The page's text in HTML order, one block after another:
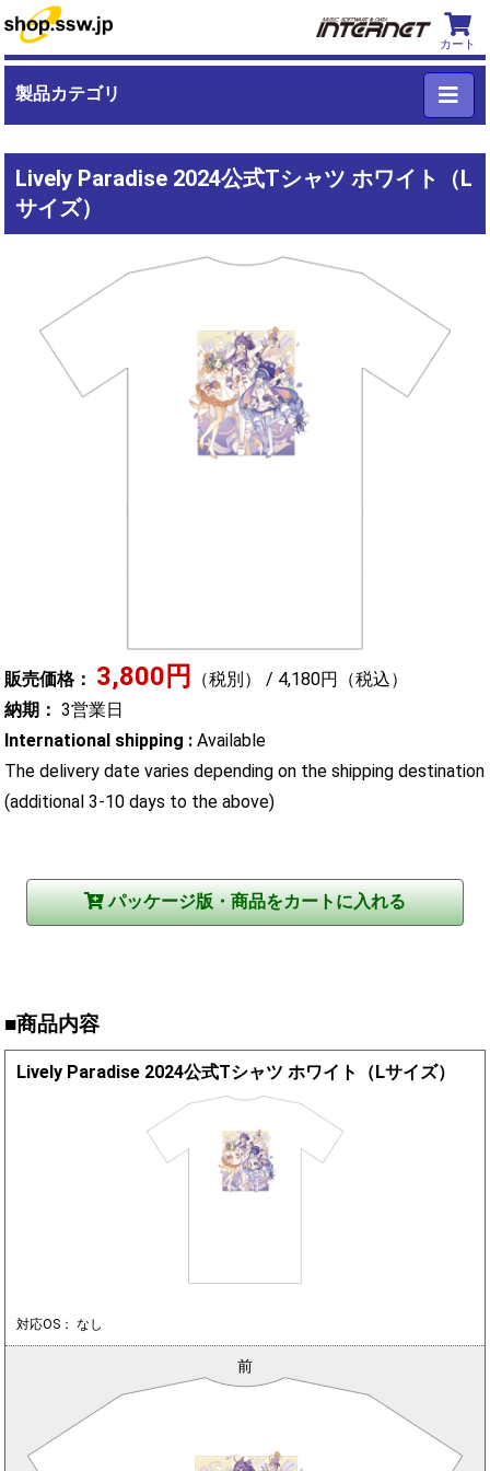
カート
製品カテゴリ
Lively Paradise 2024公式Tシャツ ホワイト（L
サイズ）
販売価格： 3,800円
（税別） / 4,180円（税込）
納期： 3営業日
International shipping :Available
The delivery date varies depending on the shipping destination
(additional 3-10 days to the above)
■商品内容
Lively Paradise 2024公式Tシャツ ホワイト（Lサイズ）
対応OS： なし
前